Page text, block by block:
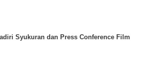
Syukuran dan Press Conference Film